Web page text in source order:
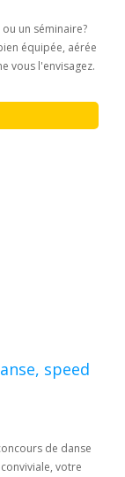
un séminaire?
équipée, aérée
vous l'envisagez.
speed
de danse
votre